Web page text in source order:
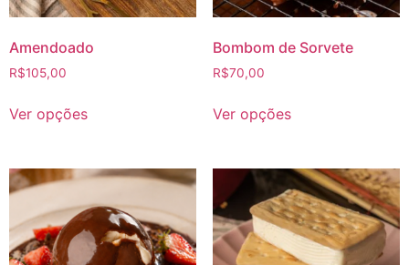
Amendoado
R$105,00
Ver opções
Bombom de Sorvete
R$70,00
Ver opções